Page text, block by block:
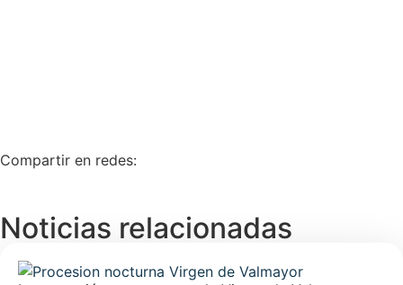
Compartir en redes:
Noticias relacionadas